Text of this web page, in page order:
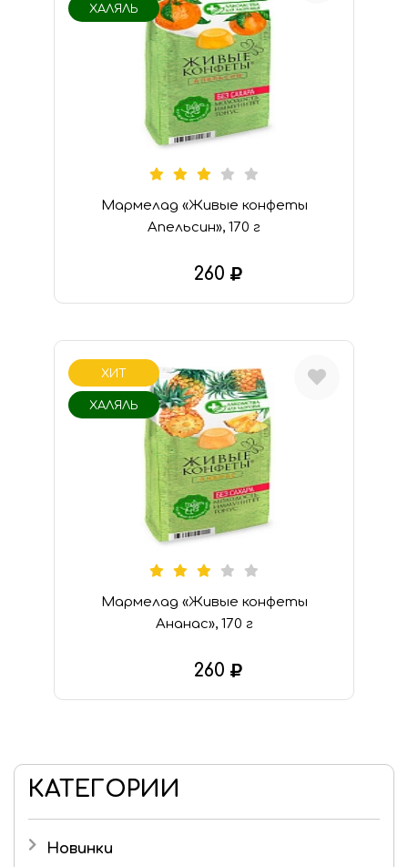
КАТЕГОРИИ
Новинки
ХАЛЯЛЬ
Мармелад «Живые конфеты
Апельсин», 170 г
260
ХИТ
ХАЛЯЛЬ
Мармелад «Живые конфеты
Ананас», 170 г
260